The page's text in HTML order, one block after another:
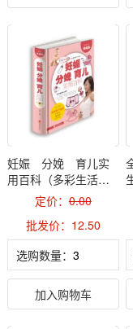
妊娠 分娩 育儿实
用百科（多彩生活
馆）2定价：0.00
批发价：12.50
选购数量：
加入购物车